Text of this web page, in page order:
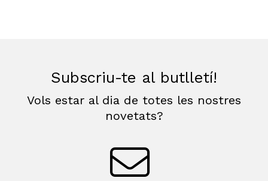
Subscriu-te al butlletí!
Vols estar al dia de totes les nostres
novetats?